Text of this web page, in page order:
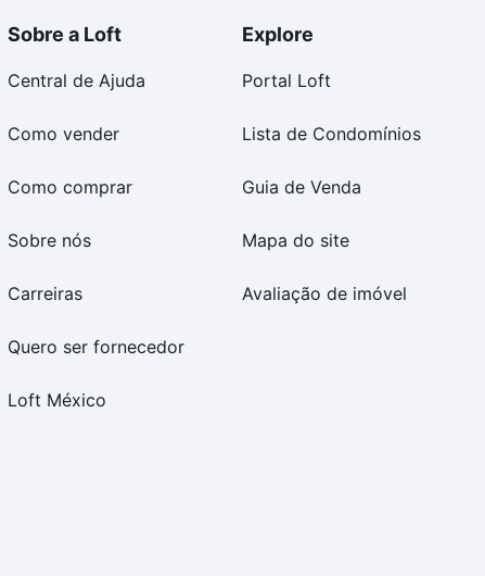
Sobre a Loft
Central de Ajuda
Como vender
Como comprar
Sobre nós
Carreiras
Quero ser fornecedor
Loft México
Explore
Portal Loft
Lista de Condomínios
Guia de Venda
Mapa do site
Avaliação de imóvel